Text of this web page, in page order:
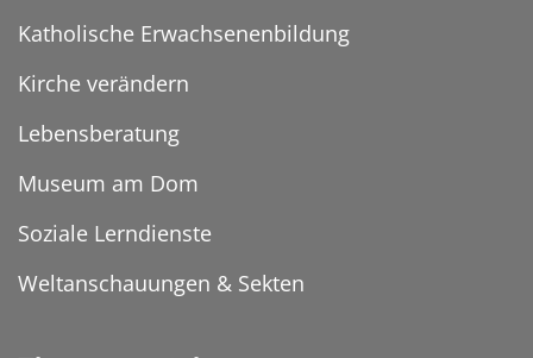
Katholische Erwachsenenbildung
Kirche verändern
Lebensberatung
Museum am Dom
Soziale Lerndienste
Weltanschauungen & Sekten